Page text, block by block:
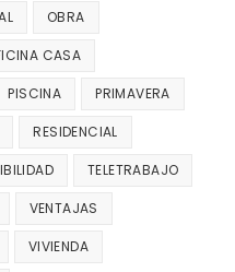
OBRA
CASA
PISCINA PRIMAVERA
RESIDENCIAL
TELETRABAJO
VENTAJAS
VIVIENDA